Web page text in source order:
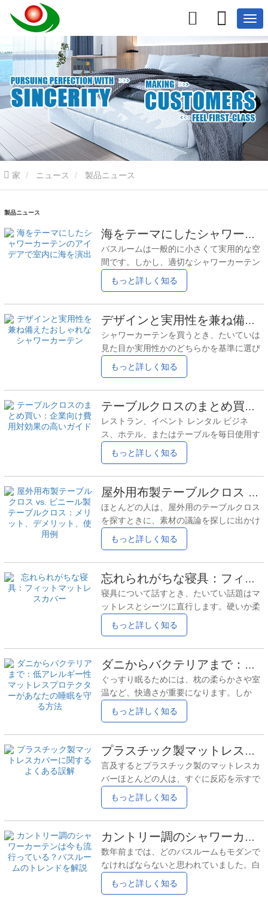
家 ニュース 製品ニュース
製品ニュース
海をテーマにしたシャワーカーテンのアイデアで室内に海を演出
バスルームは一般的に小さくて実用的な空
間です。しかし、適切なシャワーカーテン
があれば、退屈な空間にはなりません。こ
こ数年、海をテーマにしたシャワーカーテ
個性を加える最も簡単な方法の 1 つになり
ました。 ほとんどの人は「テーマのあるバ
スルーム」を作ろうとしているわけではあ
りません。ただ、空間を明るく、落ち着
き、そして少しだけ快適にしたいだけなの
です。そこで、海をイメージしたデザイン
が驚くほど効果的です。 バスルームに海の
テーマを取り入れると自然に感じられる理
由 水は既に部屋の一部なので、海をイメー
ジしたディテールは無理やり感がありませ
ん。
もっと詳しく知る
デザインと実用性を兼ね備えたおしゃれなシャワーカーテン
シャワーカーテンを買うとき、たいていは
見た目か実用性かのどちらかを基準に選び
ます。問題は、多くの製品がどちらか一方
しか優れていないことです。見た目は良い
悪くないのにバスルームを味気なくしてし
まうものもあります。 それはおしゃれなシ
ャワーカーテンさあ、入ってきてくださ
い。派手すぎず、壊れやすいものでもな
い。スタイルと日常使いのバランスを考え
てデザインされた、洗練されたシャワーカ
ーテン。素敵なシャワーカーテンは、空間
にしっくりと馴染み、実生活にも耐えられ
るものでなければなりません。 デザインだ
けでは不十分な理由
もっと詳しく知る
テーブルクロスのまとめ買い：企業向け費用対効果の高いガイド
レストラン、イベント レンタル ビジネ
ス、ホテル、またはテーブルを毎日使用す
るあらゆる事業を経営している場合は、お
そらくすぐに 1 つのことに気づいたでしょ
購入ではないということです。洗われ、汚
れがつき、折り畳まれ、引きずられ、交換
されます。そして、それらを一つずつ購入
することは、長期的にはほとんど意味があ
りません。 そのため、多くの企業は最終的
にテーブルクロスをまとめ買いするしか
し、まとめ買いは必ずしも節約になるわけ
ではありません。間違ったやり方をする
と、サイズが合わなかったり、生地が合わ
なかったり、
もっと詳しく知る
屋外用布製テーブルクロス vs. ビニール製テーブルクロス：メリット、デメリット、使用例
ほとんどの人は、屋外用のテーブルクロス
を探すときに、素材の議論を探しに出かけ
るわけではありません。通常、それは単純
なことから始まります。パティオのテーブ
いる、または食事のたびに掃除をするのが
面倒になってきたなどです。 そこで疑問が
湧いてくる。屋外用布製テーブルクロスそ
れともビニール？ どちらもどこにでも見か
けます。どちらもテーブルクロスと呼ばれ
ています。しかし、実際に使ってみると、
使い心地は全く違います。 屋外では素材が
重要な理由 屋外は過酷です。太陽、風、食
べこぼし、湿気…あらゆる危険が重なって
きます。屋内では問題なく機能するテーブ
ルクロスも、
もっと詳しく知る
忘れられがちな寝具：フィットマットレスカバー
寝具について話すとき、たいてい話題はマ
ッ​​トレスとシーツに直行します。硬いか柔
らかいか。綿か麻か。涼しいか涼しくない
か。マットレスプロテクターについて話す
れはちょっと奇妙です。 マットレスは寝室
で最も高価なものの一つです。毎晩使うも
のです。何年も経ちますが、多くのベッド
はマットレスと他のものの間にシーツを挟
んでいるだけで、実際には何の保護も施さ
れていないまま放置されています。 そこ
で、フィットマットレスカバー入ってく
る。静か。退屈。忘れやすい。でも、きっ
と多くの人が思っている以上に、あなたの
ベッドに良い影響を与えている。 （ほとん
どの場合）
もっと詳しく知る
ダニからバクテリアまで：低アレルギー性マットレスプロテクターがあなたの睡眠を守る方法
ぐっすり眠るためには、枕の柔らかさや室
温など、快適さが重要になります。しか
し、多くの人が忘れがちなのが、マットレ
スの中身です。ダニ、バクテリア、カビ、
に潜み込み、アレルギーの温床となる可能
性があります。そこで、低アレルギー性マ
ットレスプロテクターアレルゲンをブロッ
クし、健康を守るシンプルで効果的な方法
を提供します。 低アレルギー性マットレス
プロテクターがどのように機能するか、そ
してアレルギーに悩む人や睡眠の質を改善
したい人にとって低アレルギー性マットレ
スプロテクターを検討する価値がある理由
について詳しく見ていきましょう。
もっと詳しく知る
プラスチック製マットレスカバーに関するよくある誤解
言及するとプラスチック製のマットレスカ
バーほとんどの人は、すぐに反応を示すで
しょう。そして、それはほとんど肯定的な
ものではありません。「うるさい」「不
浮かびます。そのほとんどは、何年も前に
人々が使っていた製品の記憶から来てお
り、プラスチック製のマットレスカバーが
現在マットレスプロテクターとして実際に
どのように使われているかから来ているわ
けではありません。 現実はもう少し現実的
もっと詳しく知る
カントリー調のシャワーカーテンは今も流行っている？バスルームのトレンドを解説
数年前までは、どのバスルームもモダンで
なければならないと思われていました。白
いタイル、黒い備品、ガラスが至る所に。
確かに清潔感はありましたが、少し冷たい
もっと詳しく知る